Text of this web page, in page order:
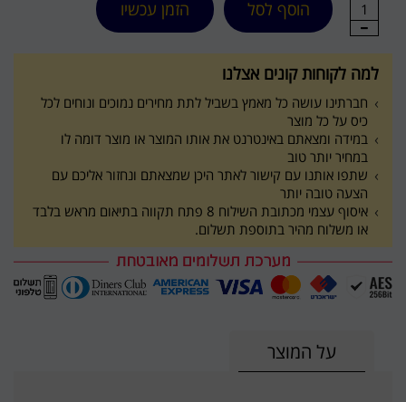
1 הוסף לסל הזמן עכשיו
למה לקוחות קונים אצלנו
חברתינו עושה כל מאמץ בשביל לתת מחירים נמוכים ונוחים לכל
כיס על כל מוצר
במידה ומצאתם באינטרנט את אותו המוצר או מוצר דומה לו
במחיר יותר טוב
שתפו אותנו עם קישור לאתר היכן שמצאתם ונחזור אליכם עם
הצעה טובה יותר
איסוף עצמי מכתובת השילוח 8 פתח תקווה בתיאום מראש בלבד
או משלוח מהיר בתוספת תשלום.
על המוצר